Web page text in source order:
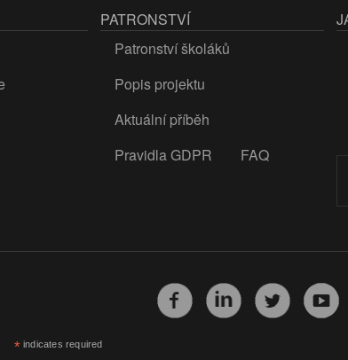
PATRONSTVÍ
Patronství školáků
Popis projektu
Aktuální příběh
Pravidla GDPR
FAQ
*indicates required